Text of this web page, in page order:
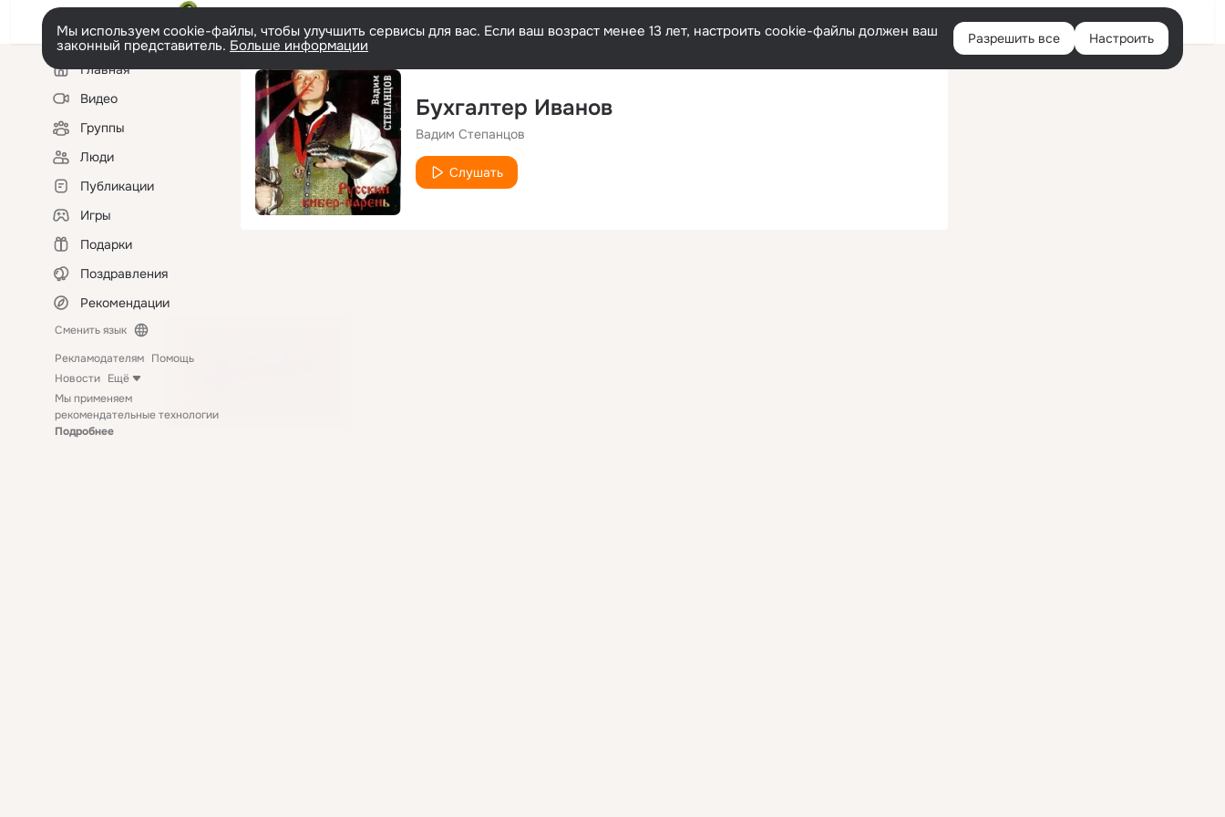
Войти
Мы используем cookie-файлы, чтобы улучшить сервисы для вас. Если ваш возраст менее 13 лет, настроить cookie-файлы должен ваш
законный представитель. Больше информации Разрешить все Настроить
Левая
колонкаГлавная
Видео
Группы
Люди
Публикации
Игры
Подарки
Поздравления
Рекомендации
Сменить язык
Рекламодателям Помощь
Новости Ещё
Мы применяем
рекомендательные технологии
Подробнее
Бухгалтер Иванов
Вадим Степанцов
Слушать